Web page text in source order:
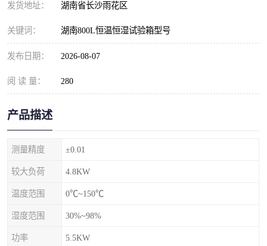
发货地址： 湖南省长沙雨花区
关键词： 湖南800L恒温恒湿试验箱型号
发布日期： 2026-08-07
阅 读 量： 280
产品描述
测量精度 ±0.01
较大负荷 4.8KW
温度范围 0℃~150℃
湿度范围 30%~98%
功率 5.5KW